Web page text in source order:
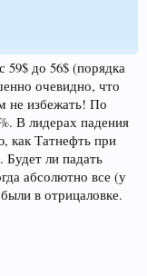
до 56$ (порядка
очевидно, что
не избежать! По
В лидерах падения
как Татнефть при
Будет ли падать
абсолютно все (у
в отрицаловке.